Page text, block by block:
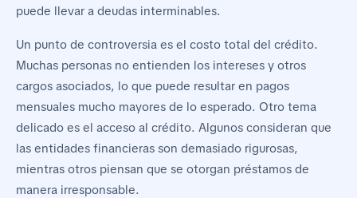
puede llevar a deudas interminables.
Un punto de controversia es el costo total del crédito.
Muchas personas no entienden los intereses y otros
cargos asociados, lo que puede resultar en pagos
mensuales mucho mayores de lo esperado. Otro tema
delicado es el acceso al crédito. Algunos consideran que
las entidades financieras son demasiado rigurosas,
mientras otros piensan que se otorgan préstamos de
manera irresponsable.